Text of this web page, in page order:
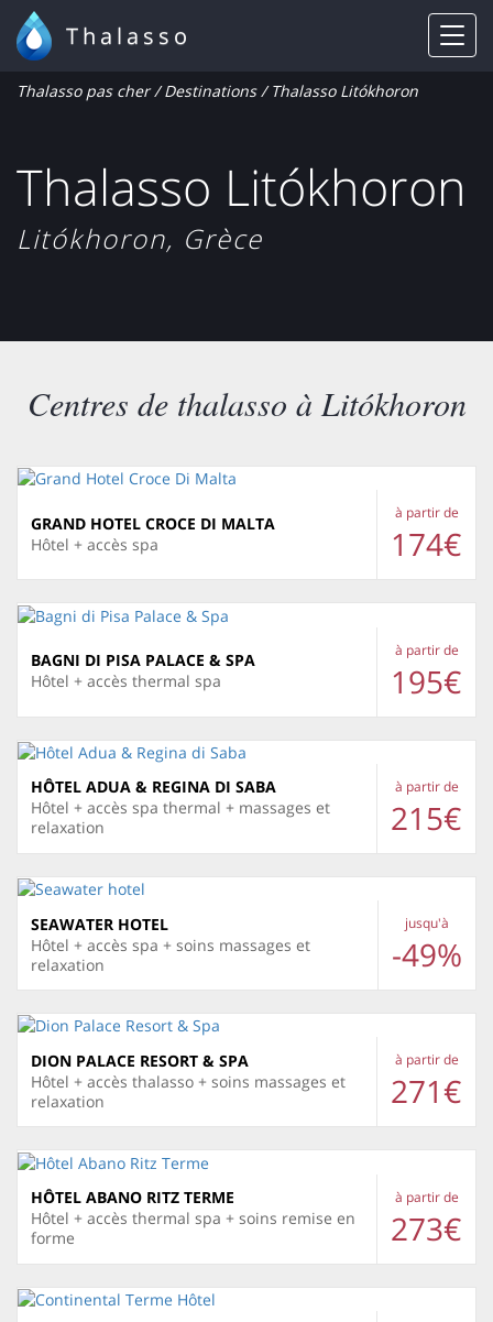
Thalasso
Thalasso Litókhoron
Litókhoron, Grèce
Thalasso pas cher/Destinations/ Thalasso Litókhoron
Centres de thalasso à Litókhoron
GRAND HOTEL CROCE DI MALTA
Hôtel + accès spa
à partir de
174€
BAGNI DI PISA PALACE & SPA
Hôtel + accès thermal spa
à partir de
195€
HÔTEL ADUA & REGINA DI SABA
Hôtel + accès spa thermal + massages et
relaxation
à partir de
215€
SEAWATER HOTEL
Hôtel + accès spa + soins massages et
relaxation
jusqu'à
-49%
DION PALACE RESORT & SPA
Hôtel + accès thalasso + soins massages et
relaxation
à partir de
271€
HÔTEL ABANO RITZ TERME
Hôtel + accès thermal spa + soins remise en
forme
à partir de
273€